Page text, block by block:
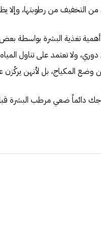
من التخفيف من رطوبتها،
تغذية البشرة بواسطة بعض
ولا تعتمد على تناول
وضع المكياج، بل لأنهن
دائماً ضعي مرطب البشرة قبل